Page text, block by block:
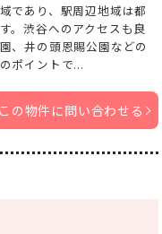
であり、駅周辺地域は都
。渋谷へのアクセスも良
、井の頭恩賜公園などの
ポイントで...
この物件に問い合わせる